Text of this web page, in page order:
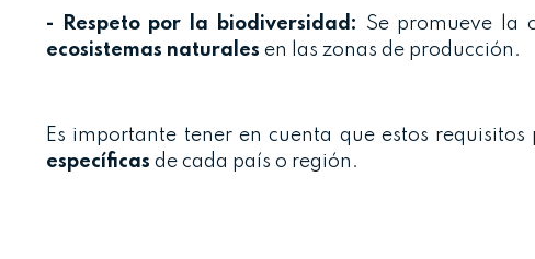
- Respeto por la biodiversidad: Se promueve la
ecosistemas naturales en las zonas de producción.
Es importante tener en cuenta que estos requisitos
específicas de cada país o región.